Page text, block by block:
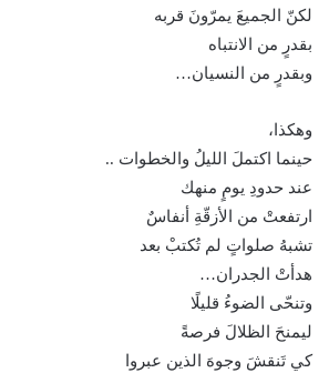
لكنّ الجميعَ يمرّونَ قربه
بقدرٍ من الانتباه
وبقدرٍ من النسيان…
وهكذا،
حينما اكتملَ الليلُ والخطوات ..
عند حدودِ يومٍ منهك
ارتفعتْ من الأزقّةِ أنفاسٌ
تشبهُ صلواتٍ لم تُكتبْ بعد
هدأتْ الجدران…
وتنحّى الضوءُ قليلًا
ليمنحَ الظلالَ فرصةً
كي تَنقشَ وجوهَ الذين عبروا